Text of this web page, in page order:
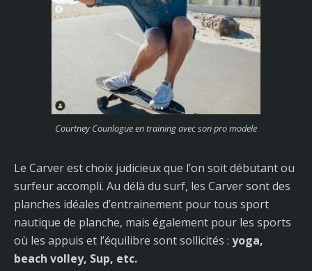
Courtney Counlogue en training avec son pro modele
Le Carver est choix judicieux que l’on soit débutant ou
surfeur accompli. Au délà du surf, les Carver sont des
planches idéales d’entrainement pour tous sport
nautique de planche, mais également pour les sports
où les appuis et l’équilibre sont sollicités : yoga,
beach volley, Sup, etc.